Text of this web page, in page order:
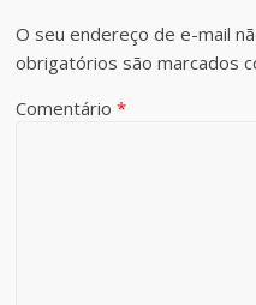
O seu endereço de e-mail
obrigatórios são marcados
Comentário*